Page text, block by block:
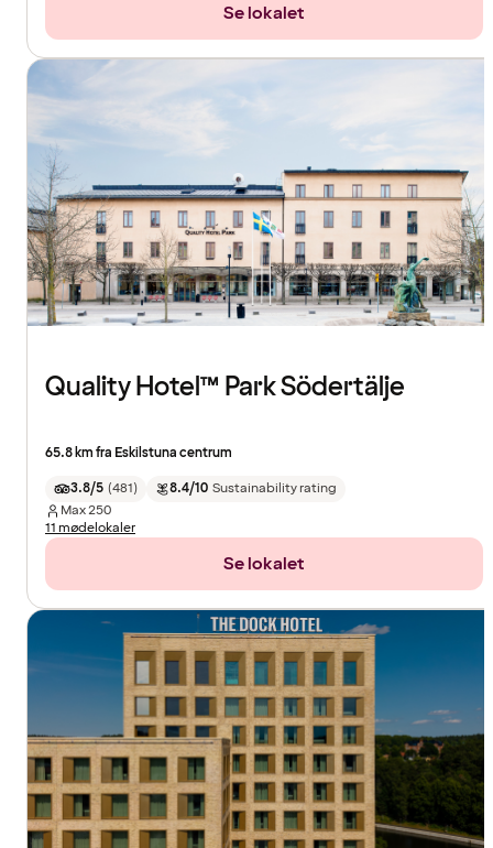
Se lokalet
Quality Hotel™ Park Södertälje
65.8 km fra Eskilstuna centrum
3.8/5 (481) 8.4/10 Sustainability rating
Max250
11 mødelokaler
Se lokalet